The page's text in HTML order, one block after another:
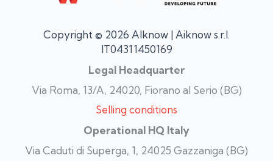
Copyright © 2026 AIknow | Aiknow s.r.l.
IT04311450169
Legal Headquarter
Via Roma, 13/A, 24020, Fiorano al Serio (BG)
Selling conditions
Operational HQ Italy
Via Caduti di Superga, 1, 24025 Gazzaniga (BG)